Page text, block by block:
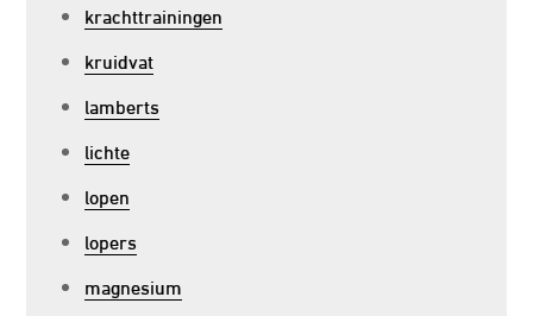
krachttrainingen
kruidvat
lamberts
lichte
lopen
lopers
magnesium